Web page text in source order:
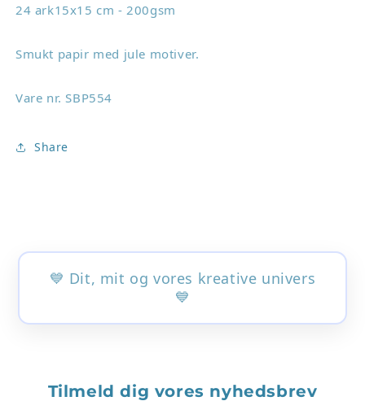
24 ark15x15 cm - 200gsm
Smukt papir med jule motiver.
Vare nr. SBP554
Share
💙 Dit, mit og vores kreative univers
💙
Tilmeld dig vores nyhedsbrev
Login påkrævet